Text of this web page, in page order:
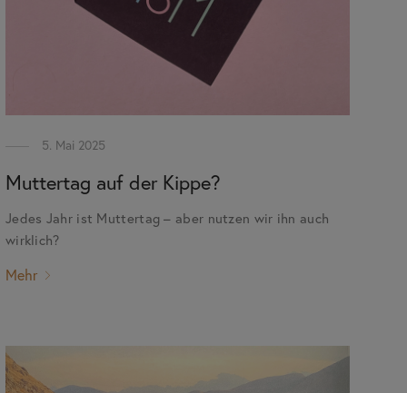
5. Mai 2025
Muttertag auf der Kippe?
Jedes Jahr ist Muttertag – aber nutzen wir ihn auch
wirklich?
Mehr